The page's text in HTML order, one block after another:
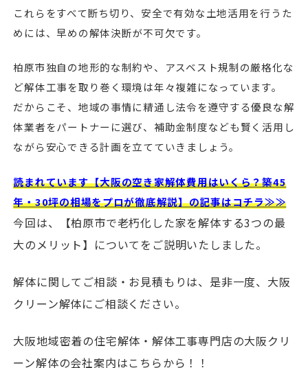
これらをすべて断ち切り、安全で有効な土地活用を行うた
めには、早めの解体決断が不可欠です。
柏原市独自の地形的な制約や、アスベスト規制の厳格化な
ど解体工事を取り巻く環境は年々複雑になっています。
だからこそ、地域の事情に精通し法令を遵守する優良な解
体業者をパートナーに選び、補助金制度なども賢く活用し
ながら安心できる計画を立てていきましょう。
読まれています【大阪の空き家解体費用はいくら？築45
年・30坪の相場をプロが徹底解説】の記事はコチラ≫≫
今回は、【柏原市で老朽化した家を解体する3つの最
大のメリット】についてをご説明いたしました。
解体に関してご相談・お見積もりは、是非一度、大阪
クリーン解体にご相談ください。
大阪地域密着の住宅解体・解体工事専門店の大阪クリ
ーン解体の会社案内はこちらから！！